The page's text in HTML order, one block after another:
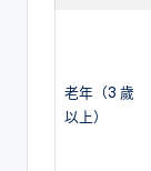
老年（3 歲
以上）